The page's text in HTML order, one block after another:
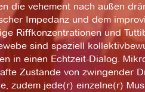
die vehement nach außen
Impedanz und dem
Riffkonzentrationen und
sind speziell
in einen Echtzeit-Dialog.
Zustände von zwingender
zudem jede(r) einzelne(r)